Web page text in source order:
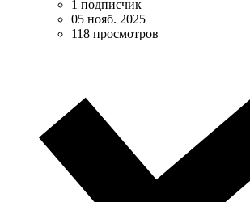
1 подписчик
05 нояб. 2025
118 просмотров